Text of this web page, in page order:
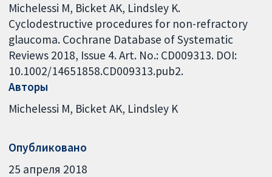
Michelessi M, Bicket AK, Lindsley K.
Cyclodestructive procedures for non-refractory
glaucoma. Cochrane Database of Systematic
Reviews 2018, Issue 4. Art. No.: CD009313. DOI:
10.1002/14651858.CD009313.pub2.
Авторы
Michelessi M Bicket AK Lindsley K
Опубликовано
25 апреля 2018